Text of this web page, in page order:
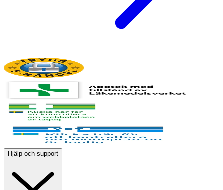
Hjälp och support